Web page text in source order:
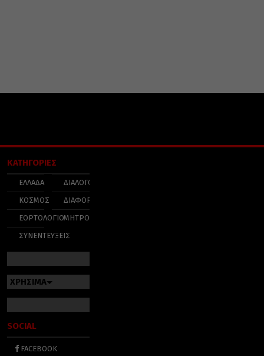
ΚΑΤΗΓΟΡΙΕΣ
ΕΛΛΑΔΑ
ΚΟΣΜΟΣ
ΕΟΡΤΟΛΟΓΙΟ
ΣΥΝΕΝΤΕΥΞΕΙΣ
ΔΙΑΛΟΓΟΣ
ΔΙΑΦΟΡΑ
ΜΗΤΡΟΠΟΛΕΙΣ
ΧΡΗΣΙΜΑ
SOCIAL
FACEBOOK